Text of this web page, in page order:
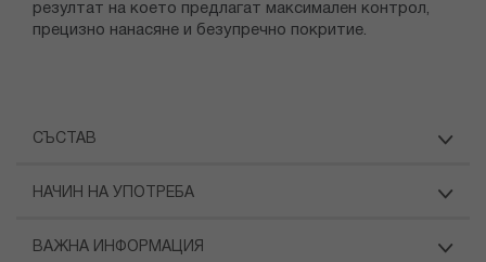
резултат на което предлагат максимален контрол,
прецизно нанасяне и безупречно покритие.
СЪСТАВ
НАЧИН НА УПОТРЕБА
ВАЖНА ИНФОРМАЦИЯ